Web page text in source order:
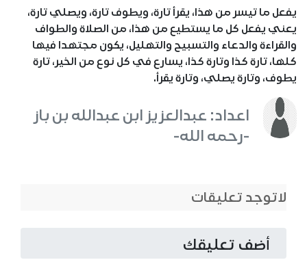
يفعل ما تيسر من هذا، يقرأ تارة، ويطوف تارة، ويصلي تارة،
يعني يفعل كل ما يستطيع من هذا، من الصلاة والطواف
والقراءة والدعاء والتسبيح والتهليل، يكون مجتهدا فيها
كلها، تارة كذا وتارة كذا، يسارع في كل نوع من الخير، تارة
يطوف، وتارة يصلي، وتارة يقرأ.
اعداد: عبدالعزيز ابن عبدالله بن باز
-رحمه الله-
لاتوجد تعليقات
أضف تعليقك